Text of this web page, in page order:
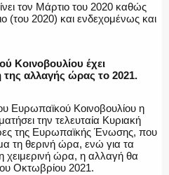
τον Μάρτιο του 2020 καθώς
(του 2020) και ενδεχομένως και
Κοινοβουλίου έχει
αλλαγής ώρας το 2021.
Ευρωπαϊκού Κοινοβουλίου η
την τελευταία Κυριακή
της Ευρωπαϊκής Ένωσης, που
τη θερινή ώρα, ενώ για τα
χειμερινή ώρα, η αλλαγή θα
Οκτωβρίου 2021.